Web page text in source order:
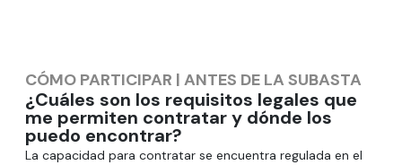
CÓMO PARTICIPAR | ANTES DE LA SUBASTA
¿Cuáles son los requisitos legales que
me permiten contratar y dónde los
puedo encontrar?
La capacidad para contratar se encuentra regulada en el